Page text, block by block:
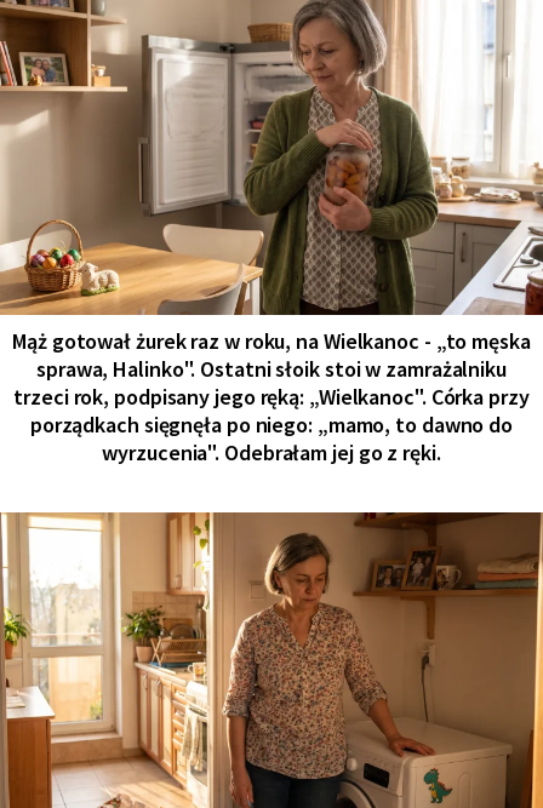
Mąż gotował żurek raz w roku, na Wielkanoc - „to męska
sprawa, Halinko". Ostatni słoik stoi w zamrażalniku
trzeci rok, podpisany jego ręką: „Wielkanoc". Córka przy
porządkach sięgnęła po niego: „mamo, to dawno do
wyrzucenia". Odebrałam jej go z ręki.